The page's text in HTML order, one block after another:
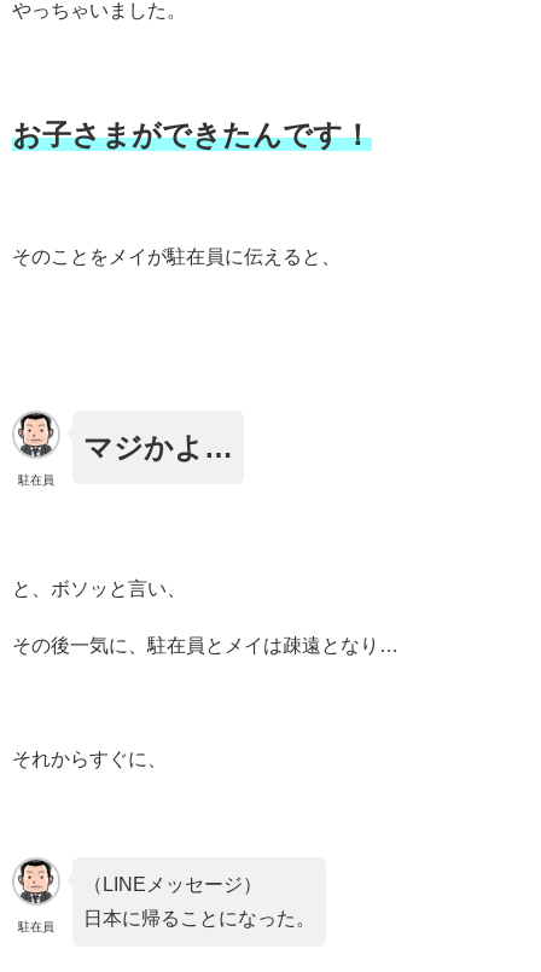
やっちゃいました。
お子さまができたんです！
そのことをメイが駐在員に伝えると、
駐在員
マジかよ…
と、ボソッと言い、
その後一気に、駐在員とメイは疎遠となり…
それからすぐに、
駐在員
（LINEメッセージ）
日本に帰ることになった。